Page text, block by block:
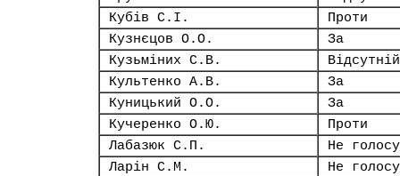
Кубів С.І.
Проти
Кузнєцов О.О.
За
Кузьміних С.В.
Відсутній
Культенко А.В.
За
Куницький О.О.
За
Кучеренко О.Ю.
Проти
Лабазюк С.П.
Не
Ларін С.М.
Не